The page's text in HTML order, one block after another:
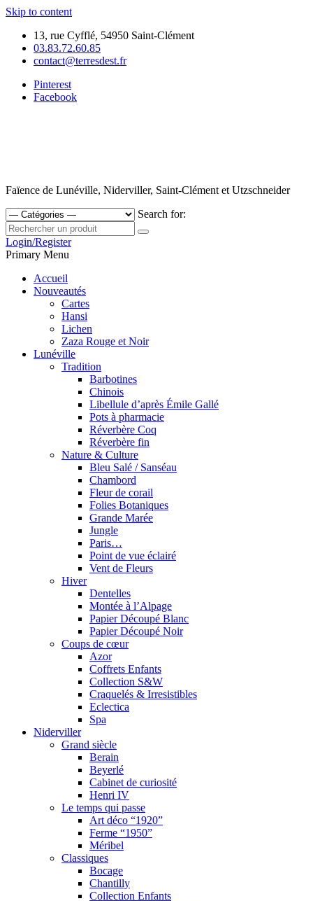
Skip to content
13, rue Cyfflé, 54950 Saint-Clément
03.83.72.60.85
contact@terresdest.fr
Pinterest
Facebook
Faïence de Lunéville, Niderviller, Saint-Clément et Utzschneider
Search for:
Login/Register
Primary Menu
Accueil
Nouveautés
Cartes
Hansi
Lichen
Zaza Rouge et Noir
Lunéville
Tradition
Barbotines
Chinois
Libellule d’après Émile Gallé
Pots à pharmacie
Réverbère Coq
Réverbère fin
Nature & Culture
Bleu Salé / Sanséau
Chambord
Fleur de corail
Folies Botaniques
Grande Marée
Jungle
Paris…
Point de vue éclairé
Vent de Fleurs
Hiver
Dentelles
Montée à l’Alpage
Papier Découpé Blanc
Papier Découpé Noir
Coups de cœur
Azor
Coffrets Enfants
Collection S&W
Craquelés & Irresistibles
Eclectica
Spa
Niderviller
Grand siècle
Berain
Beyerlé
Cabinet de curiosité
Henri IV
Le temps qui passe
Art déco “1920”
Ferme “1950”
Méribel
Classiques
Bocage
Chantilly
Collection Enfants